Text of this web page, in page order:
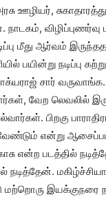
ஊழியர்,
நாடகம்,
மீது ஆர்வம்
பயின்று நடிப்பு
சார்
வேற லெவலில்
பிறகு
வேண்டும் என்று
என்ற படத்தில்
நடித்தேன்.
மற்றொரு இயக்குநரை